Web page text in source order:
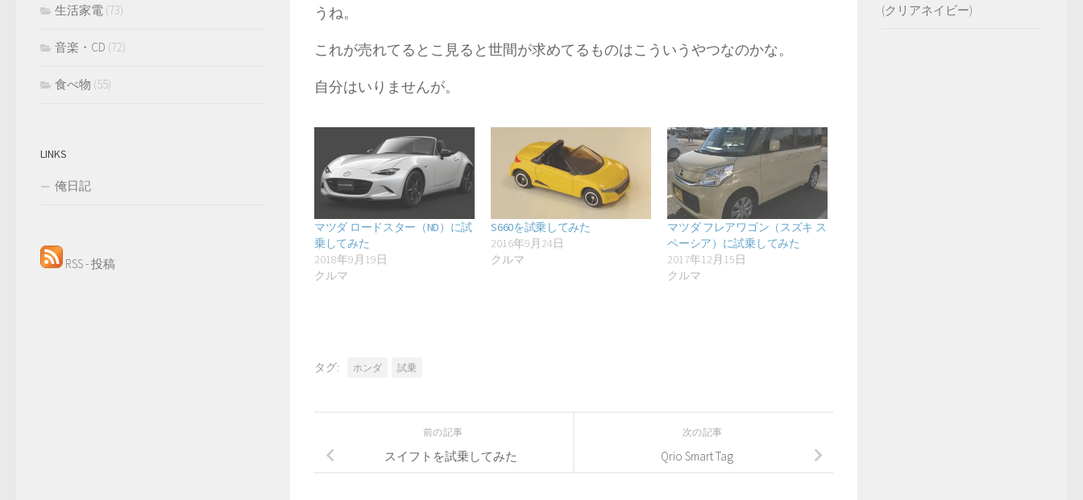
うね。
これが売れてるとこ見ると世間が求めてるものはこういうやつなのかな。
自分はいりませんが。
マツダ ロードスター（ND）に試
乗してみた
2018年9月19日
クルマ
S660を試乗してみた
2016年9月24日
クルマ
マツダ フレアワゴン（スズキ ス
ペーシア）に試乗してみた
2017年12月15日
クルマ
タグ: ホンダ 試乗
次の記事
Qrio Smart Tag
前の記事
スイフトを試乗してみた
生活家電 (73)
音楽・CD (72)
食べ物 (55)
LINKS
俺日記
RSS - 投稿
(クリアネイビー)